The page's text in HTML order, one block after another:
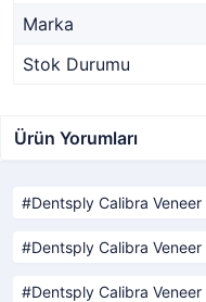
Marka
Stok Durumu
Ürün Yorumları
Dentsply Calibra
Dentsply Calibra Veneer
Dentsply Calibra Veneer